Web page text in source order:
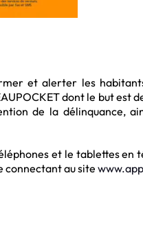
et alerter les
dont le but est
de la délinquance,
et le tablettes
connectant au site